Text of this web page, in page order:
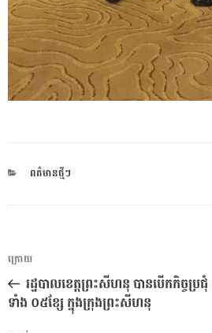
CATEGORIES
ពត៌មានថ្មីៗ
ការ​
នាំទិស​
ប្រកាស
អត្ថបទ
មុន
ក្រោយ
រដ្ឋបាលខេត្តព្រះសីហនុ បានបេីកកិច្ចប្រជុំ
ទាំង ០៥ខ្សែ ក្នុងក្រុងព្រះសីហនុ